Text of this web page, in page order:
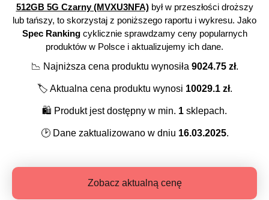
512GB 5G Czarny (MVXU3NFA)był w przeszłości droższy
lub tańszy, to skorzystaj z poniższego raportu i wykresu. Jako
Spec Rankingcyklicznie sprawdzamy ceny popularnych
produktów w Polsce i aktualizujemy ich dane.
📉 Najniższa cena produktu wynosiła 9024.75zł.
🏷️ Aktualna cena produktu wynosi 10029.1zł.
🛍️ Produkt jest dostępny w min. 1 sklepach.
🕑Dane zaktualizowano w dniu 16.03.2025.
Zobacz aktualną cenę